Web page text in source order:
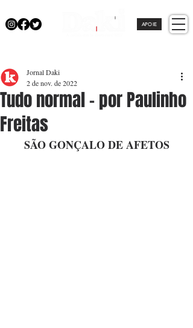
APOIE
Tudo normal - por Paulinho
Freitas
Jornal Daki
2 de nov. de 2022
SÃO GONÇALO DE AFETOS